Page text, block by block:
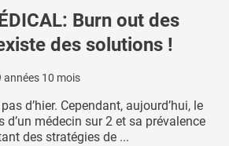
Burn out des
des solutions !
années 10 mois
d’hier. Cependant, aujourd’hui, le
médecin sur 2 et sa prévalence
des stratégies de ...